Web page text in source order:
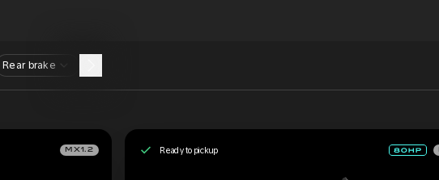
Rear brake
MX1.2 Ready to pickup